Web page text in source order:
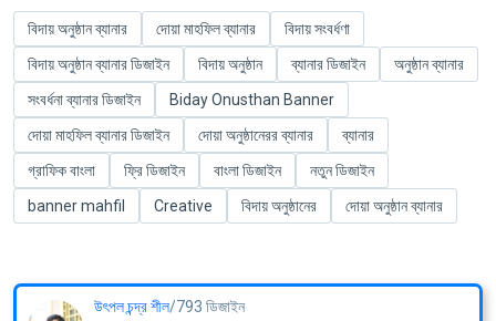
বিদায় অনুষ্ঠান ব্যানার দোয়া মাহফিল ব্যানার
বিদায় সংবর্ধণা
বিদায় অনুষ্ঠান ব্যানার ডিজাইন
বিদায় অনুষ্ঠান ব্যানার ডিজাইন
অনুষ্ঠান ব্যানার
সংবর্ধনা ব্যানার ডিজাইন
Biday Onusthan Banner
দোয়া মাহফিল ব্যানার ডিজাইন
দোয়া অনুষ্ঠানেরর ব্যানার
ব্যানার
গ্রাফিক বাংলা
ফ্রি ডিজাইন বাংলা ডিজাইন
নতুন ডিজাইন
banner mahfil
Creative বিদায় অনুষ্ঠানের দোয়া অনুষ্ঠান ব্যানার
উৎপল চন্দ্র শীল/793 ডিজাইন